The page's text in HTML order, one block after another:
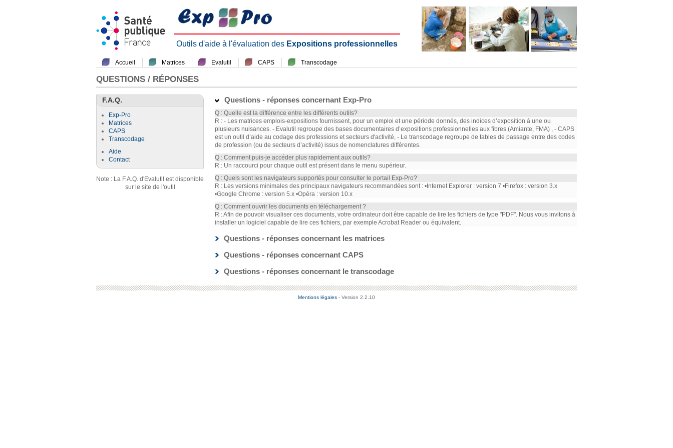
Outils d'aide à l'évaluation des Expositions professionnelles
Accueil Matrices Evalutil CAPS Transcodage
QUESTIONS / RÉPONSES
F.A.Q.
Exp-Pro
Matrices
CAPS
Transcodage
Aide
Contact
Note : La F.A.Q. d'Evalutil est disponible
sur le site de l'outil
Questions - réponses concernant Exp-Pro
Q : Quelle est la différence entre les différents outils?
R : - Les matrices emplois-expositions fournissent, pour un emploi et une période donnés, des indices d’exposition à une ou
plusieurs nuisances. - Evalutil regroupe des bases documentaires d’expositions professionnelles aux fibres (Amiante, FMA) , - CAPS
est un outil d’aide au codage des professions et secteurs d'activité, - Le transcodage regroupe de tables de passage entre des codes
de profession (ou de secteurs d’activité) issus de nomenclatures différentes.
Q : Comment puis-je accéder plus rapidement aux outils?
R : Un raccourci pour chaque outil est présent dans le menu supérieur.
Q : Quels sont les navigateurs supportés pour consulter le portail Exp-Pro?
R : Les versions minimales des principaux navigateurs recommandées sont : •Internet Explorer : version 7 •Firefox : version 3.x
•Google Chrome : version 5.x •Opéra : version 10.x
Q : Comment ouvrir les documents en téléchargement ?
R : Afin de pouvoir visualiser ces documents, votre ordinateur doit être capable de lire les fichiers de type "PDF". Nous vous invitons à
installer un logiciel capable de lire ces fichiers, par exemple Acrobat Reader ou équivalent.
Questions - réponses concernant les matrices
Questions - réponses concernant CAPS
Questions - réponses concernant le transcodage
Mentions légales - Version 2.2.10